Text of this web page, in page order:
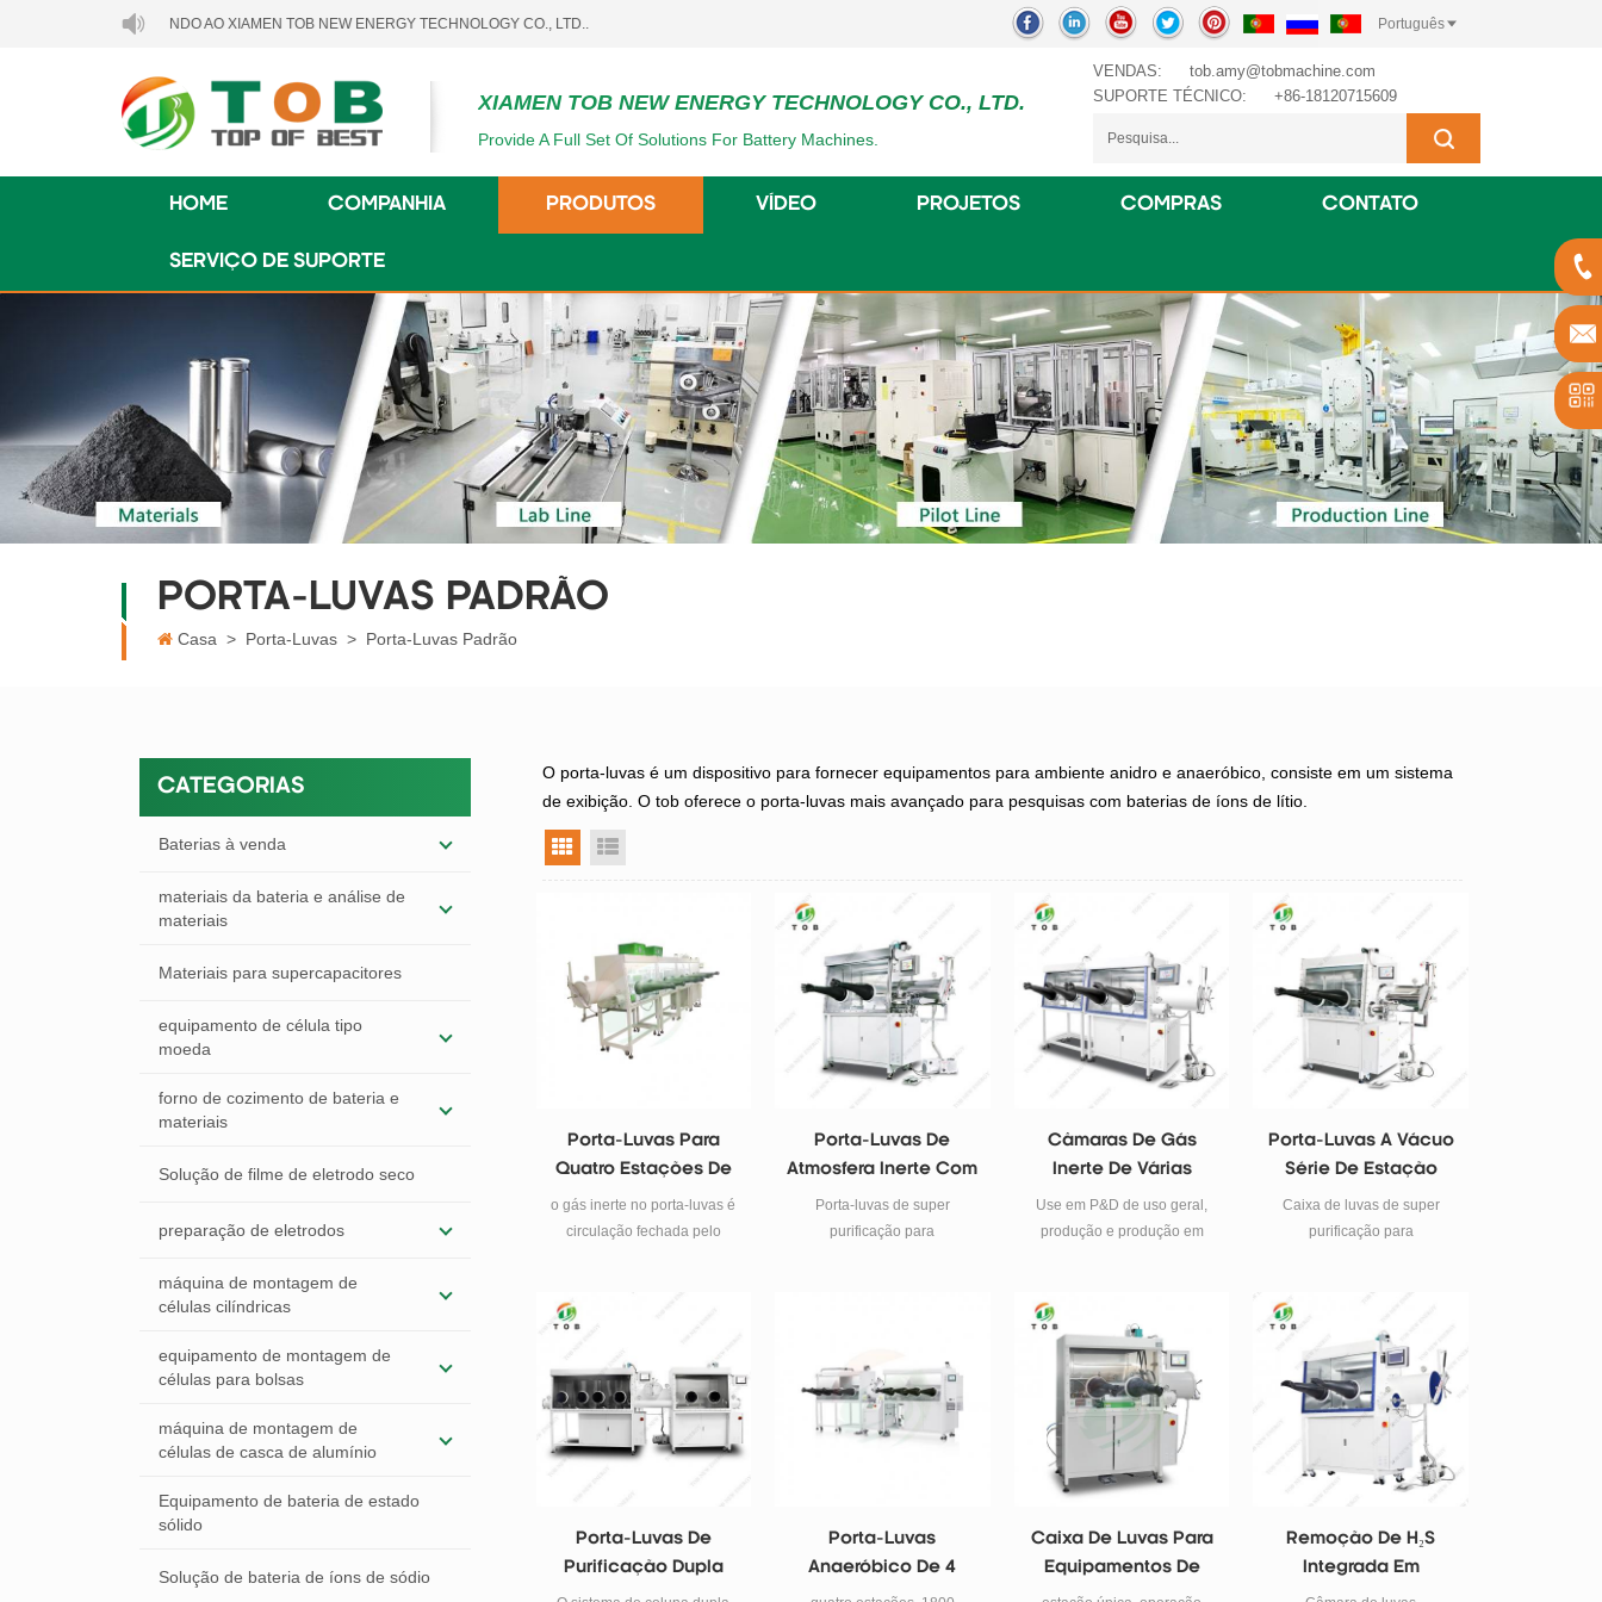
BEM-VINDO AO XIAMEN TOB NEW ENERGY TECHNOLOGY CO., LTD.. Português
XIAMEN TOB NEW ENERGY TECHNOLOGY CO., LTD.
Provide A Full Set Of Solutions For Battery Machines.
VENDAS:
tob.amy@tobmachine.com
SUPORTE TÉCNICO:
+86-18120715609
HOME COMPANHIA PRODUTOS VÍDEO PROJETOS COMPRAS CONTATO
SERVIÇO DE SUPORTE
PORTA-LUVAS PADRÃO
Casa > Porta-Luvas > Porta-Luvas Padrão
CATEGORIAS
Baterias à venda
materiais da bateria e análise de
materiais
Materiais para supercapacitores
equipamento de célula tipo
moeda
forno de cozimento de bateria e
materiais
Solução de filme de eletrodo seco
preparação de eletrodos
máquina de montagem de
células cilíndricas
equipamento de montagem de
células para bolsas
máquina de montagem de
células de casca de alumínio
Equipamento de bateria de estado
sólido
Solução de bateria de íons de sódio
O porta-luvas é um dispositivo para fornecer equipamentos para ambiente anidro e anaeróbico, consiste em um sistema
de exibição. O tob oferece o porta-luvas mais avançado para pesquisas com baterias de íons de lítio.
visualização em grade
Porta-Luvas Para
Quatro Estações De
Trabalho Para
Bateria De Lítio
o gás inerte no porta-luvas é
circulação fechada pelo
ser removido continuamente.
purga automática - a
substituição da atmosfera
dentro do porta-luvas pode
ser realizada
automaticamente pelas
e o2 pode ser regenerado. o
processo de regeneração
controlado pelo programa.
Porta-Luvas De
Atmosfera Inerte Com
IOT
Porta-luvas de super
purificação para
para realizar o controle de
movimento e gerenciamento
centralizado do porta-luvas.
Câmaras De Gás
Inerte De Várias
Estações Para P&D E
Produção Em
Use em P&D de uso geral,
produção e produção em
Porta-Luvas A Vácuo
Série De Estação
Única
Caixa de luvas de super
purificação para
Porta-Luvas De
Purificação Dupla
Porta-Luvas
Anaeróbico De 4
Posições Para
Caixa De Luvas Para
Equipamentos De
Laboratório Para Uma
Remoção De H₂S
Integrada Em
Câmara De Luvas